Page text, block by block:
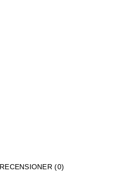
RECENSIONER (0)